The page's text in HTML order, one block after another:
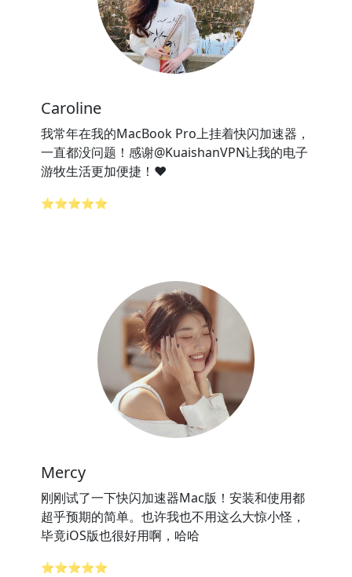
Caroline
我常年在我的MacBook Pro上挂着快闪加速器，
一直都没问题！感谢@KuaishanVPN让我的电子
游牧生活更加便捷！❤️
⭐⭐⭐⭐⭐
Mercy
刚刚试了一下快闪加速器Mac版！安装和使用都
超乎预期的简单。也许我也不用这么大惊小怪，
毕竟iOS版也很好用啊，哈哈
⭐⭐⭐⭐⭐